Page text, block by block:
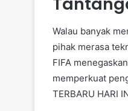
Walau banyak
pihak merasa
FIFA
memperkuat
TERBARU HARI